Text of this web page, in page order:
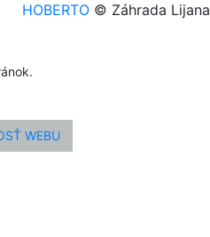
HOBERTO © Záhrada Lijana
WEBU